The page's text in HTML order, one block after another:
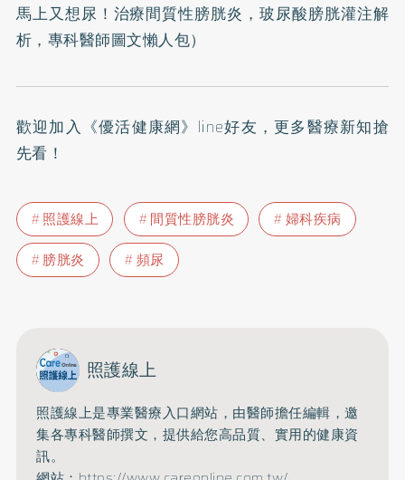
馬上又想尿！治療間質性膀胱炎，玻尿酸膀胱灌注解
析，專科醫師圖文懶人包）
歡迎加入 《優活健康網》line好友 ，更多醫療新知搶
先看！
照護線上 間質性膀胱炎
婦科疾病
膀胱炎
頻尿
照護線上
照護線上是專業醫療入口網站，由醫師擔任編輯，邀
集各專科醫師撰文，提供給您高品質、實用的健康資
訊。